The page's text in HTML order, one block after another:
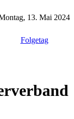
13. Mai 2024
Folgetag